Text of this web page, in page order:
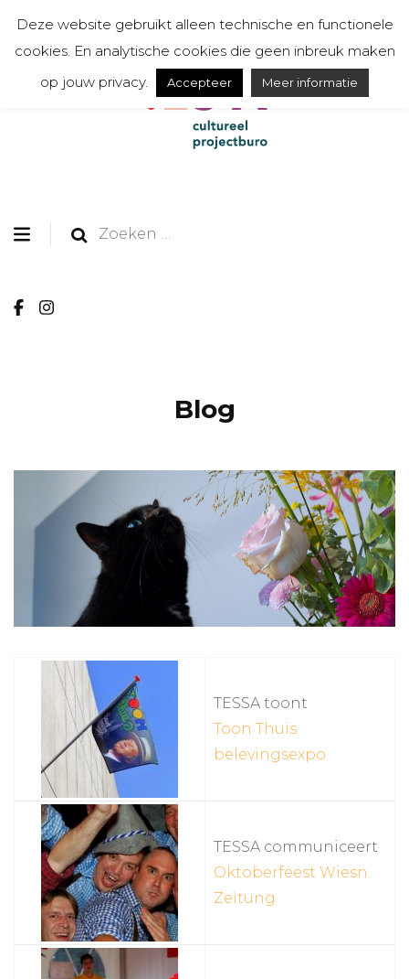
Zoeken
projectburo
Blog
TESSA toont
Toon Thuis
belevingsexpo
TESSA communiceert
Oktoberfeest Wiesn
Zeitung
Deze website gebruikt alleen technische en functionele
cookies. En analytische cookies die geen inbreuk maken
op jouw privacy.
Accepteer Meer informatie